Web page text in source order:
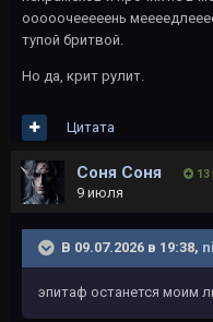
ооооочееееень
тупой бритвой.
Но да, крит рулит.
Цитата
Соня Соня 13
9 июля
В 09.07.2026 в 19:38,
эпитаф останется моим